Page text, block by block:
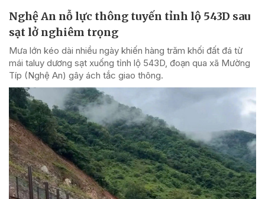
Nghệ An nỗ lực thông tuyến tỉnh lộ 543D sau
sạt lở nghiêm trọng
Mưa lớn kéo dài nhiều ngày khiến hàng trăm khối đất đá từ
mái taluy dương sạt xuống tỉnh lộ 543D, đoạn qua xã Mường
Típ (Nghệ An) gây ách tắc giao thông.